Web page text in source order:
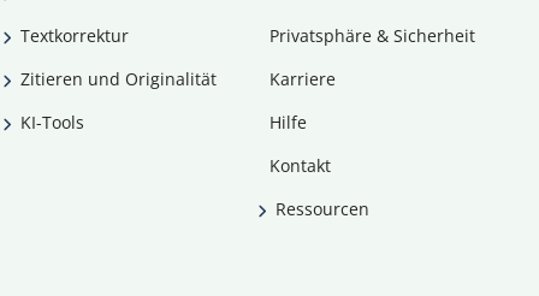
Textkorrektur
Zitieren und Originalität
KI-Tools
Privatsphäre & Sicherheit
Karriere
Hilfe
Kontakt
Ressourcen